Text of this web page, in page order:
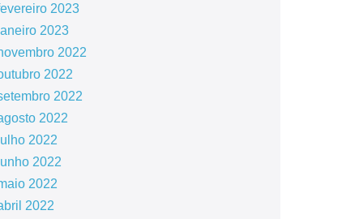
2023
2023
2022
2022
2022
2022
2022
2022
2022
2022